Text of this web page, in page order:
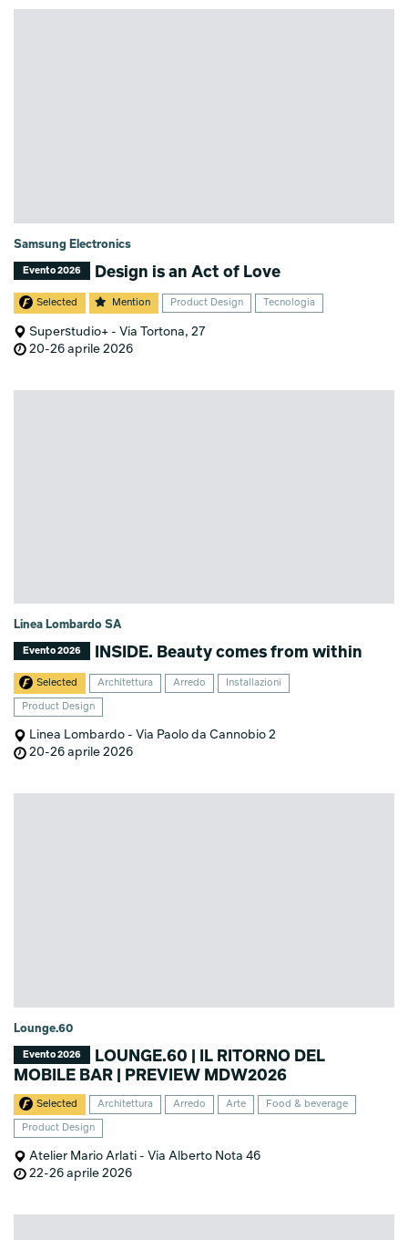
Samsung Electronics
Evento 2026 Design is an Act of Love
Selected Mention Product Design Tecnologia
Superstudio+ - Via Tortona, 27
20-26 aprile 2026
Linea Lombardo SA
Evento 2026 INSIDE. Beauty comes from within
Selected Architettura Arredo Installazioni
Product Design
Linea Lombardo - Via Paolo da Cannobio 2
20-26 aprile 2026
Lounge.60
Evento 2026
LOUNGE.60 | IL RITORNO DEL
MOBILE BAR | PREVIEW MDW2026
Selected Architettura Arredo Arte Food & beverage
Product Design
Atelier Mario Arlati - Via Alberto Nota 46
22-26 aprile 2026